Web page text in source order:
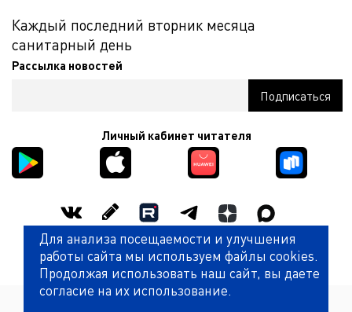
Каждый последний вторник месяца
санитарный день
Рассылка новостей
Личный кабинет читателя
Оценить работу библиотеки
Для анализа посещаемости и улучшения
работы сайта мы используем файлы cookies.
Продолжая использовать наш сайт, вы даете
согласие на их использование.